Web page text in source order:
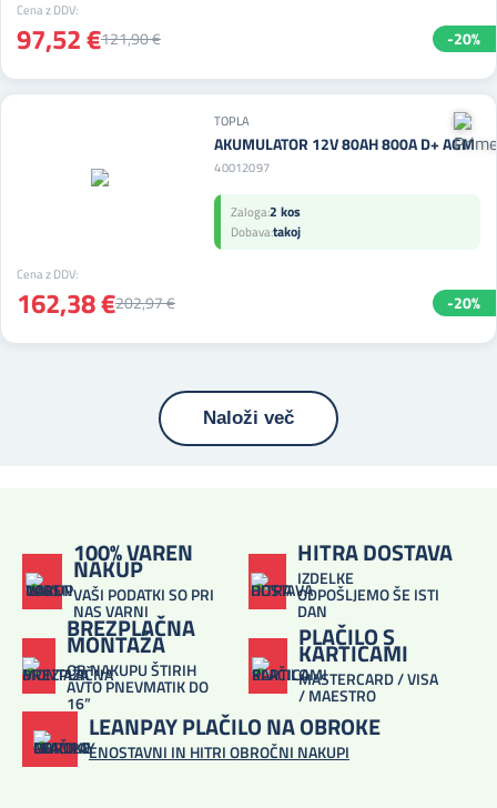
Cena z DDV:
97,52 €121,90 € -20%
TOPLA
AKUMULATOR 12V 80AH 800A D+ AGM
40012097
Zaloga:2 kos
Dobava:takoj
Cena z DDV:
162,38 €202,97 € -20%
Naloži več
100% VAREN
NAKUP
VAŠI PODATKI SO PRI
NAS VARNI
HITRA DOSTAVA
IZDELKE
ODPOŠLJEMO ŠE ISTI
DAN
BREZPLAČNA
MONTAŽA
OB NAKUPU ŠTIRIH
AVTO PNEVMATIK DO
16”
PLAČILO S
KARTICAMI
MASTERCARD / VISA
/ MAESTRO
LEANPAY PLAČILO NA OBROKE
ENOSTAVNI IN HITRI OBROČNI NAKUPI